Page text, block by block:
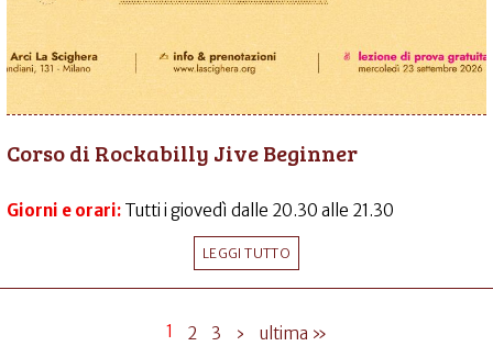
Corso di Rockabilly Jive Beginner
Giorni e orari: Tutti i giovedì dalle 20.30 alle 21.30
LEGGI TUTTO
1 2 3 › ultima »